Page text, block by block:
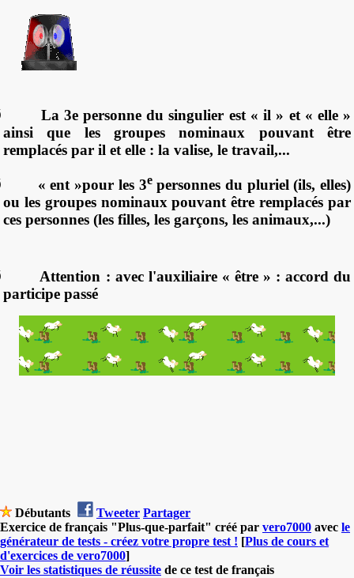
La 3e personne du singulier est « il » et « elle »
ainsi que les groupes nominaux pouvant être
remplacés par il et elle : la valise, le travail,...
« ent »pour les 3epersonnes du pluriel (ils, elles)
ou les groupes nominaux pouvant être remplacés par
ces personnes (les filles, les garçons, les animaux,...)
Attention : avec l'auxiliaire « être » : accord du
participe passé
Débutants Tweeter Partager
Exercice de français "Plus-que-parfait" créé par vero7000 avec le
générateur de tests - créez votre propre test ! [Plus de cours et
d'exercices de vero7000]
Voir les statistiques de réussite de ce test de français